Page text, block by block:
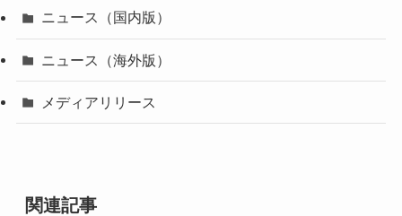
ニュース（国内版）
ニュース（海外版）
メディアリリース
関連記事